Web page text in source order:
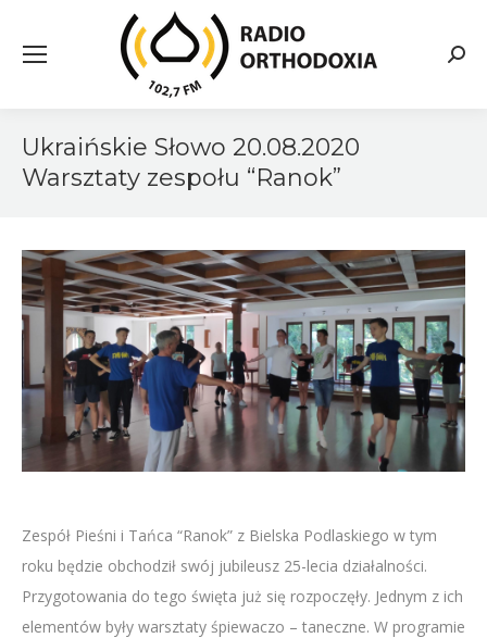
Ukraińskie Słowo 20.08.2020
Warsztaty zespołu “Ranok”
Zespół Pieśni i Tańca “Ranok” z Bielska Podlaskiego w tym
roku będzie obchodził swój jubileusz 25-lecia działalności.
Przygotowania do tego święta już się rozpoczęły. Jednym z ich
elementów były warsztaty śpiewaczo – taneczne. W programie